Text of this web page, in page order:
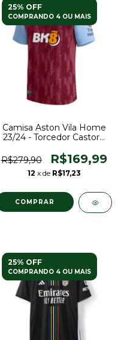
25% OFF
COMPRANDO 4 OU MAIS
Camisa Aston Vila Home
23/24 - Torcedor Castore
R$279,90
R$169,99
12 x de R$17,23
COMPRAR
25% OFF
COMPRANDO 4 OU MAIS